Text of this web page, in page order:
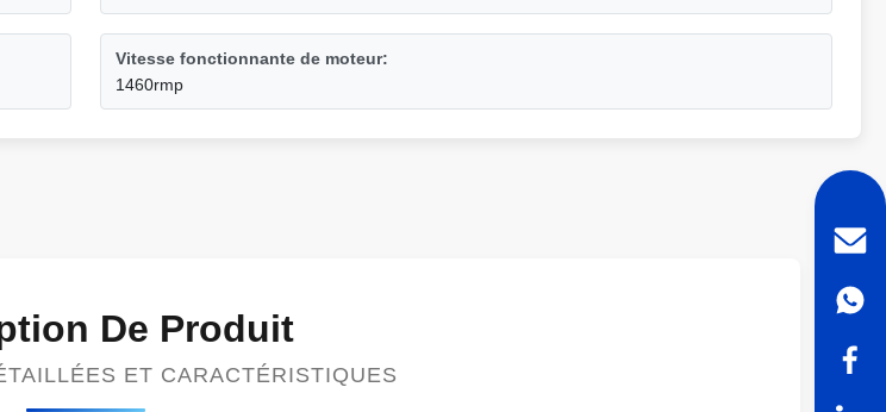
Vitesse fonctionnante de moteur:
1460rmp
De Produit
ET CARACTÉRISTIQUES